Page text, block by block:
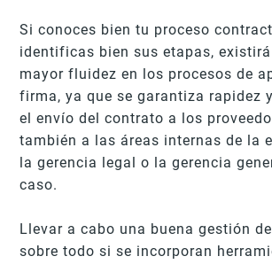
Si conoces bien tu proceso
identificas bien sus etapas,
mayor fluidez en los procesos de
firma, ya que se garantiza rapidez
el envío del contrato a los
también a las áreas internas de la
la gerencia legal o la gerencia
caso.
Llevar a cabo una buena gestión
sobre todo si se incorporan